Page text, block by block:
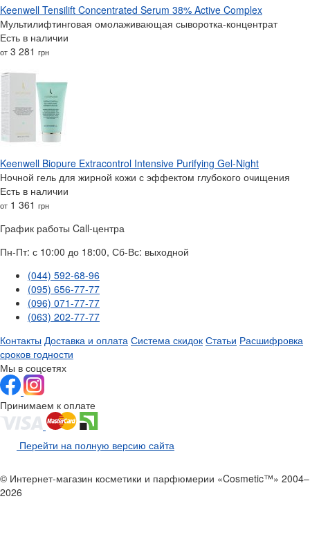
Keenwell Tensilift Concentrated Serum 38% Active Complex
Мультилифтинговая омолаживающая сыворотка-концентрат
Есть в наличии
от 3 281 грн
Keenwell Biopure Extracontrol Intensive Purifying Gel-Night
Ночной гель для жирной кожи с эффектом глубокого очищения
Есть в наличии
от 1 361 грн
График работы Call-центра
Пн-Пт: с 10:00 до 18:00, Сб-Вс: выходной
(044) 592-68-96
(095) 656-77-77
(096) 071-77-77
(063) 202-77-77
Контакты Доставка и оплата Система скидок Статьи Расшифровка
сроков годности
Мы в соцсетях
Принимаем к оплате
Перейти на полную версию сайта
© Интернет-магазин косметики и парфюмерии «Cosmetic™» 2004–
2026